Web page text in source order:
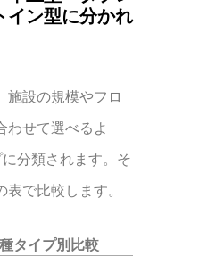
イン型に分かれ
施設の規模やフロ
わせて選べるよ
分類されます。そ
で比較します。
タイプ別比較